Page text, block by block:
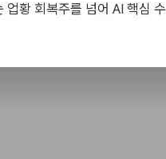
업황 회복주를 넘어 AI 핵심 수